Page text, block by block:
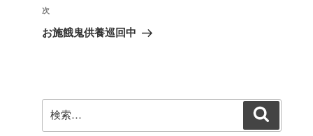
ビ
ゲ
ン
稿
次
の
次
お施餓鬼供養巡回中
索: